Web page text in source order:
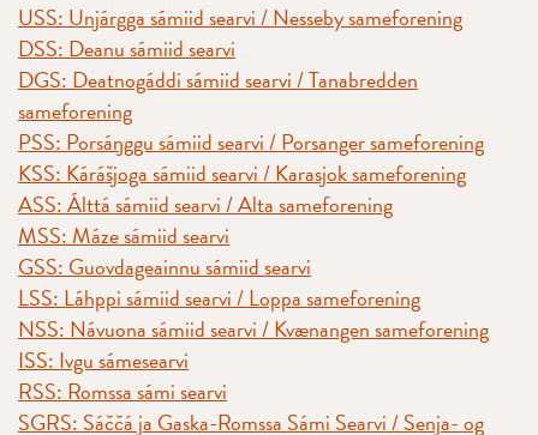
USS: Unjárgga sámiid searvi / Nesseby sameforening
DSS: Deanu sámiid searvi
DGS: Deatnogáddi sámiid searvi / Tanabredden
sameforening
PSS: Porsáŋggu sámiid searvi / Porsanger sameforening
KSS: Kárášjoga sámiid searvi / Karasjok sameforening
ASS: Álttá sámiid searvi / Alta sameforening
MSS: Máze sámiid searvi
GSS: Guovdageainnu sámiid searvi
LSS: Láhppi sámiid searvi / Loppa sameforening
NSS: Návuona sámiid searvi / Kvænangen sameforening
ISS: Ivgu sámesearvi
RSS: Romssa sámi searvi
SGRS: Sáččá ja Gaska-Romssa Sámi Searvi / Senja- og